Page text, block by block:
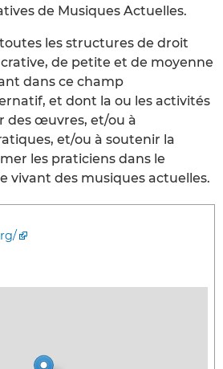
de Musiques Actuelles.
toutes les structures de droit
de petite et de moyenne
dans ce champ
et dont la ou les activités
des œuvres, et/ou à
et/ou à soutenir la
les praticiens dans le
vivant des musiques actuelles.